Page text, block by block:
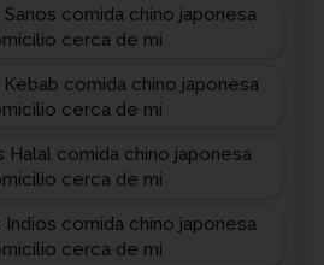
comida chino japonesa
cerca de mi
comida chino japonesa
cerca de mi
Halal comida chino japonesa
cerca de mi
comida chino japonesa
cerca de mi